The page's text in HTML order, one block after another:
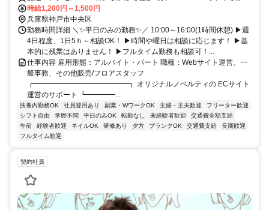
ら徒歩4分、「高速神戸駅」から徒歩8分★交通費規定支給★
時給1,200円～1,500円
兵庫県神戸市中央区
勤務時間詳細 ＼✨平日のみの勤務✨／ 10:00～16:00(1時間休憩) ▶週
4日程度、1日5ｈ～相談OK！ ▶時間や曜日は相談に応じます！ ▶基
本的に残業はありません！ ▶フルタイム勤務も相談可！...
仕事内容 雇用形態：アルバイト・パート 職種：Webサイト運営、一
般事務、その他販売/フロアスタッフ
┏━━━━━━━━━━━━━┓ オリジナルノベルティの ECサイト
運営のサポート ┗━━━━...
扶養内勤務OK 社員登用あり 副業・WワークOK 主婦・主夫歓迎
フリーター歓迎
シフト自由
学歴不問 平日のみOK 転勤なし 未経験者歓迎
交通費全額支給
午前
経験者歓迎 ネイルOK 研修あり 夕方 ブランクOK 交通費支給
長期歓迎
フルタイム歓迎
契約社員